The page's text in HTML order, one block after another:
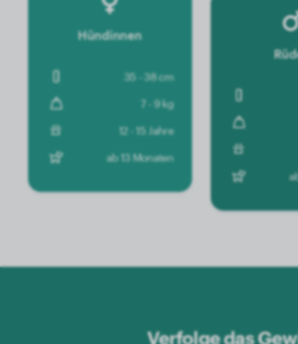
Hündinnen
35 - 38 cm
7 - 9 kg
12 - 15 Jahre
ab 13 Monaten
Verfolge das